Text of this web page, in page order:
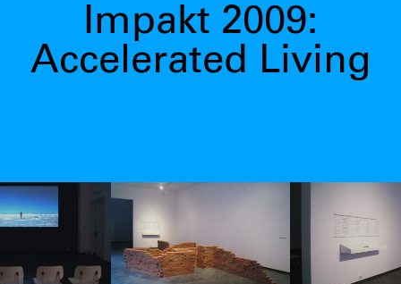
Impakt 2009:
Accelerated Living